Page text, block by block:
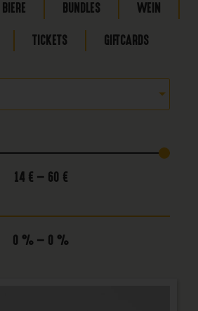
BUNDLES WEIN
TICKETS GIFTCARDS
14 € — 60 €
0 % — 0 %